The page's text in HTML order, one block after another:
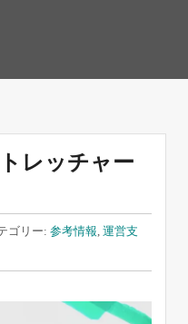
レッチャー
ゴリー: 参考情報, 運営支